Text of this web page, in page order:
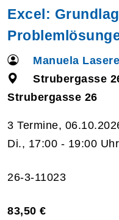
Excel:
Manuela
Strubergasse
Strubergasse 26
3 Termine,
Di., 17:00 - 19:00 Uhr
26-3-11023
83,50 €